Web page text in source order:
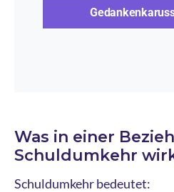
Was in einer
Schuldumkehr
Schuldumkehr bedeutet: